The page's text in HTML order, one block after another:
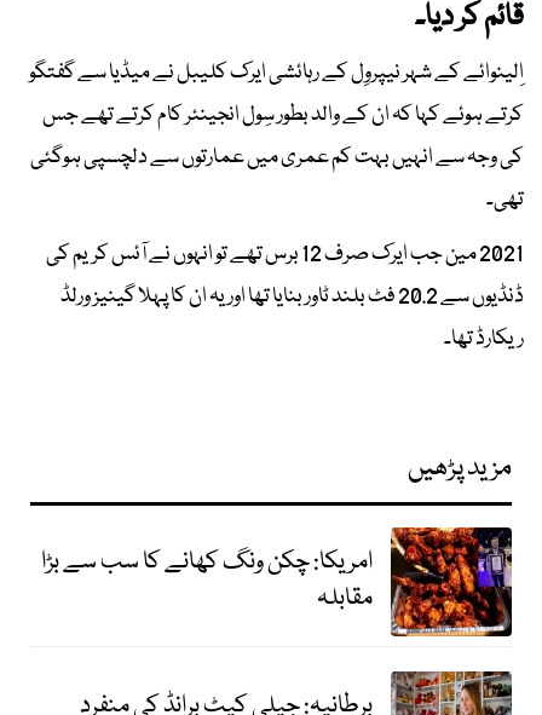
قائم کر دیا۔
اِلینوائے کے شہر نیپروِل کے رہائشی ایرک کلیبل نے میڈیا سے گفتگو
کرتے ہوئے کہا کہ ان کے والد بطور سِول انجینئر کام کرتے تھے جس
کی وجہ سے انہیں بہت کم عمری میں عمارتوں سے دلچسپی ہوگئی
تھی۔
2021 مین جب ایرک صرف 12 برس تھے تو انہوں نے آئس کریم کی
ڈنڈیوں سے 20.2 فٹ بلند ٹاور بنایا تھا اور یہ ان کا پہلا گینیز ورلڈ
ریکارڈ تھا۔
مزید پڑھیں
امریکا: چکن ونگ کھانے کا سب سے بڑا
مقابلہ
برطانیہ: جیلی کیٹ برانڈ کی منفرد